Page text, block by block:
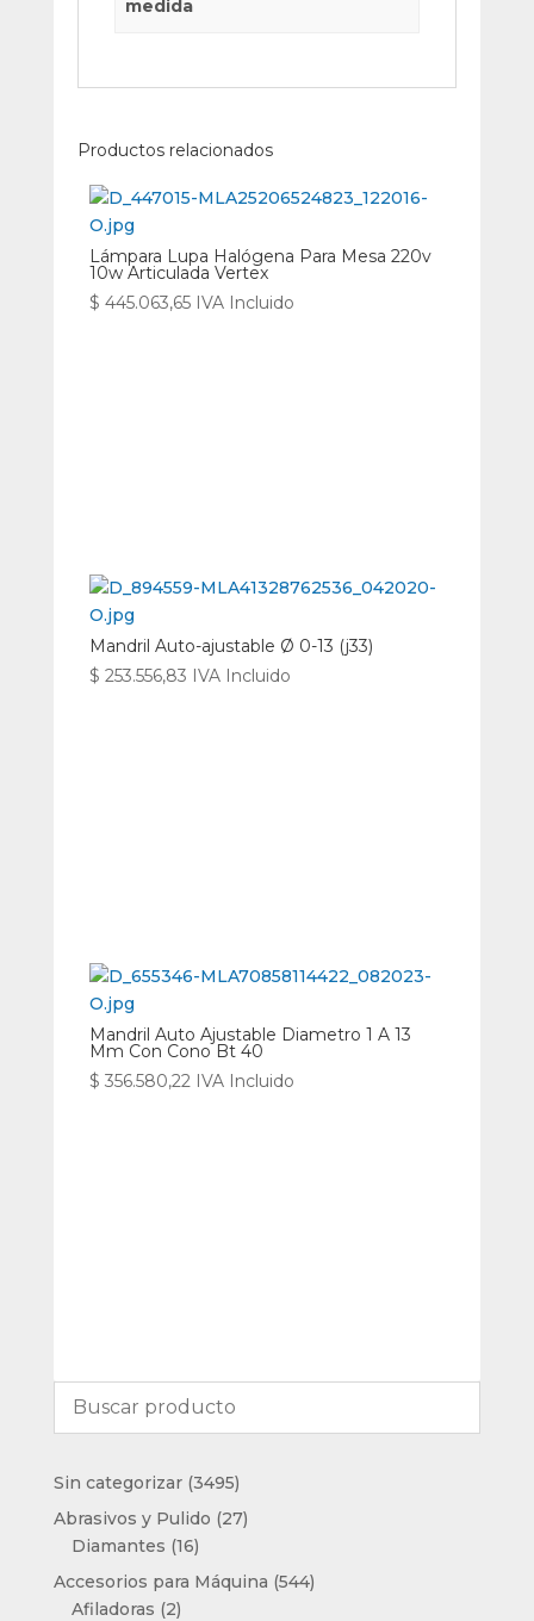
medida
Productos relacionados
Lámpara Lupa Halógena Para Mesa 220v
10w Articulada Vertex
$ 445.063,65 IVA Incluido
Mandril Auto-ajustable Ø 0-13 (j33)
$ 253.556,83 IVA Incluido
Mandril Auto Ajustable Diametro 1 A 13
Mm Con Cono Bt 40
$ 356.580,22 IVA Incluido
Sin categorizar 34953495
productos
Abrasivos y Pulido 2727
Diamantes 1616
productos
Accesorios para Máquina 544544
Afiladoras 22